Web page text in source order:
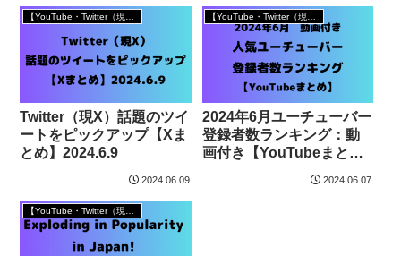
location/Monthly
Furnished
Rentals【XrossHouse】
We welcome!
Twitter（現X）話題のツイ
ートをピックアップ【Xま
とめ】2024.6.9
2024.06.09
2024年6月ユーチューバー
登録者数ランキング：動
画付き【YouTubeまと
2024.06.07